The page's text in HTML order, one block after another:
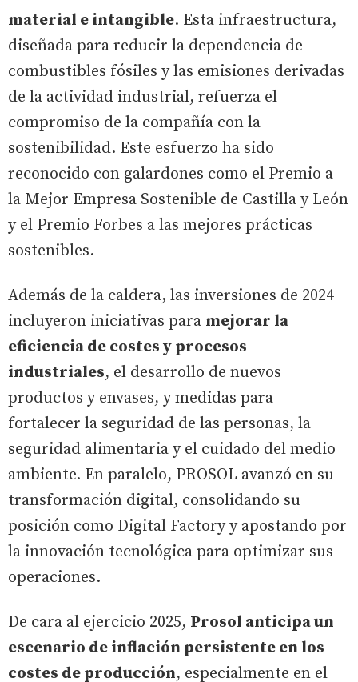
material e intangible. Esta infraestructura,
diseñada para reducir la dependencia de
combustibles fósiles y las emisiones derivadas
de la actividad industrial, refuerza el
compromiso de la compañía con la
sostenibilidad. Este esfuerzo ha sido
reconocido con galardones como el Premio a
la Mejor Empresa Sostenible de Castilla y León
y el Premio Forbes a las mejores prácticas
sostenibles.
Además de la caldera, las inversiones de 2024
incluyeron iniciativas para mejorar la
eficiencia de costes y procesos
industriales, el desarrollo de nuevos
productos y envases, y medidas para
fortalecer la seguridad de las personas, la
seguridad alimentaria y el cuidado del medio
ambiente. En paralelo, PROSOL avanzó en su
transformación digital, consolidando su
posición como Digital Factory y apostando por
la innovación tecnológica para optimizar sus
operaciones.
De cara al ejercicio 2025, Prosol anticipa un
escenario de inflación persistente en los
costes de producción, especialmente en el